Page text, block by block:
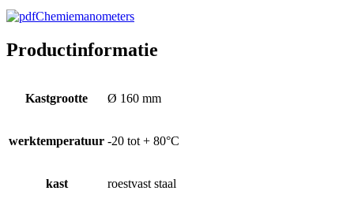
Chemiemanometers
Productinformatie
Kastgrootte Ø 160 mm
werktemperatuur -20 tot + 80°C
kast roestvast staal